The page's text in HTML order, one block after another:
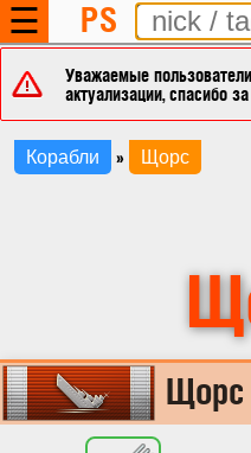
☰ PS
Уважаемые
актуализации, спасибо
Корабли » Щорс
Щорс